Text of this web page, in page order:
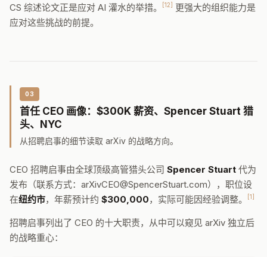
CS 综述论文正是应对 AI 灌水的举措。
[12] 更强大的组织能力是
应对这些挑战的前提。
03
首任 CEO 画像：$300K 薪资、Spencer Stuart 猎
头、NYC
从招聘启事的细节读取 arXiv 的战略方向。
CEO 招聘启事由全球顶级高管猎头公司 Spencer Stuart 代为
发布（联系方式：arXivCEO@SpencerStuart.com），职位设
在纽约市，年薪预计约 $300,000，实际可能因经验调整。 [1]
招聘启事列出了 CEO 的十大职责，从中可以窥见 arXiv 独立后
的战略重心：